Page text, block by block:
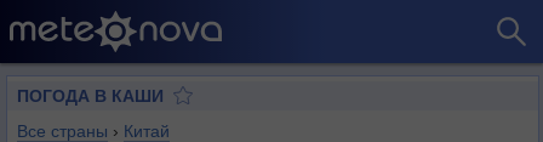
ПОГОДА В КАШИ
Все страны › Китай